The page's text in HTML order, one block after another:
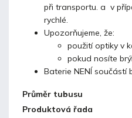
při transportu. a v
rychlé.
Upozorňujeme, že:
použití optiky v
pokud nosíte
Baterie NENÍ součástí
Průměr tubusu
Produktová řada